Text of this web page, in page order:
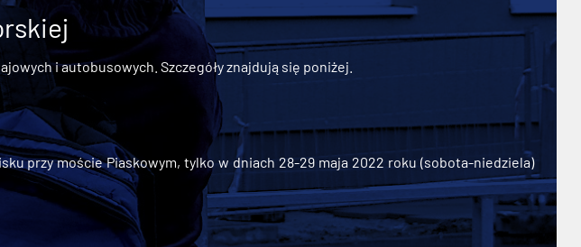
i autobusowych. Szczegóły znajdują się poniżej.
przy moście Piaskowym, tylko w dniach 28-29 maja 2022 roku (sobota-niedziela)